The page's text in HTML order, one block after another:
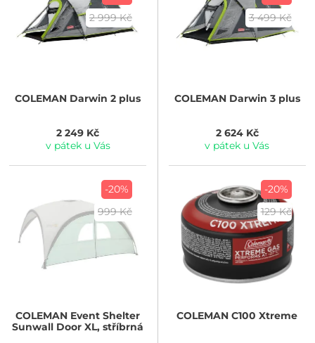
2 999 Kč
COLEMAN Darwin 2 plus
2 249 Kč
v pátek u Vás
3 499 Kč
COLEMANDarwin 3 plus
2 624 Kč
v pátek u Vás
-20%
999 Kč
COLEMAN Event Shelter
Sunwall Door XL, stříbrná
-20%
129 Kč
COLEMAN C100 Xtreme